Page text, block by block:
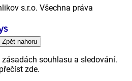
s.r.o. Všechna práva
Zpět nahoru
souhlasu a sledování.
zde.